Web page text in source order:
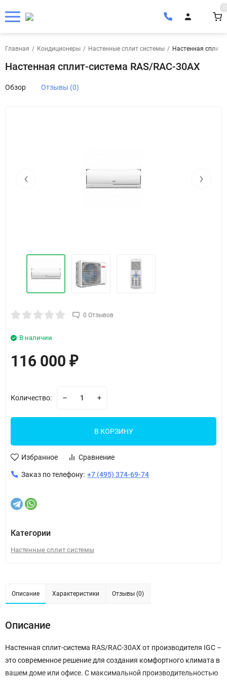
0
Главная / Кондиционеры / Настенные сплит системы / Настенная сплит-
Настенная сплит-система RAS/RAC-30AX
Обзор Отзывы (0)
‹ ›
0 Отзывов
В наличии
116 000 ₽
Количество:
В КОРЗИНУ
Избранное Сравнение
Заказ по телефону: +7 (495) 374-69-74
Категории
Настенные сплит системы
Описание Характеристики Отзывы (0)
Описание
Настенная сплит-система RAS/RAC-30AX от производителя IGC –
это современное решение для создания комфортного климата в
вашем доме или офисе. С максимальной производительностью